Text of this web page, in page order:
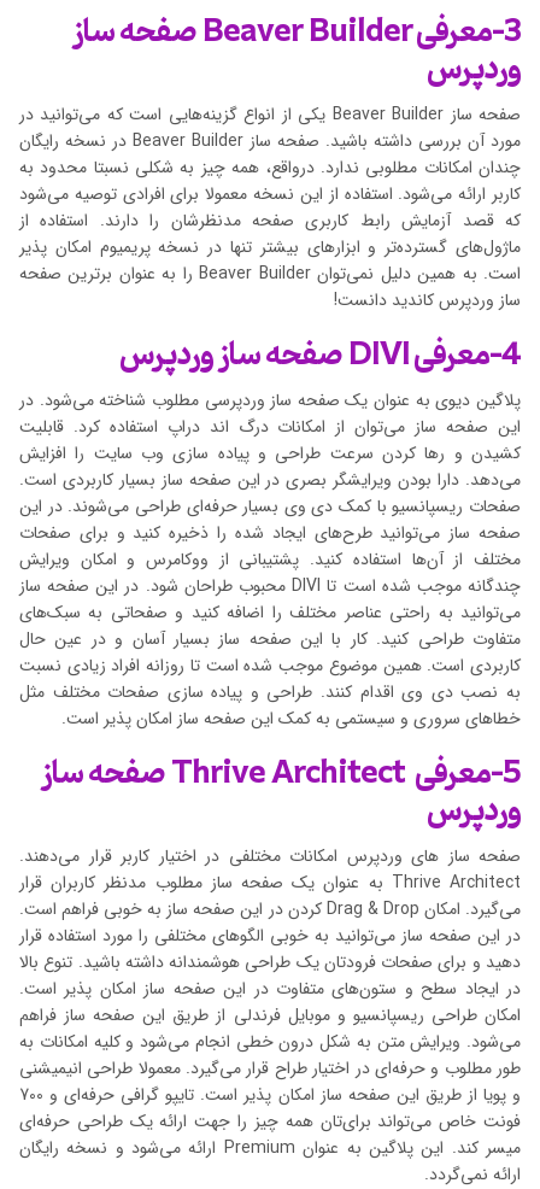
3-معرفی Beaver Builder صفحه ساز
وردپرس
صفحه ساز Beaver Builder یکی از انواع گزینه‌هایی است که می‌توانید در
مورد آن بررسی داشته باشید. صفحه ساز Beaver Builder در نسخه رایگان
چندان امکانات مطلوبی ندارد. درواقع، همه چیز به شکلی نسبتا محدود به
کاربر ارائه می‌شود. استفاده از این نسخه معمولا برای افرادی توصیه می‌شود
که قصد آزمایش رابط کاربری صفحه مدنظرشان را دارند. استفاده از
ماژول‌های گسترده‌تر و ابزارهای بیشتر تنها در نسخه پریمیوم امکان پذیر
است. به همین دلیل نمی‌توان Beaver Builder را به عنوان برترین صفحه
ساز وردپرس کاندید دانست!
4-معرفی DIVI صفحه ساز وردپرس
پلاگین دیوی به عنوان یک صفحه ساز وردپرسی مطلوب شناخته می‌شود. در
این صفحه ساز می‌توان از امکانات درگ اند دراپ استفاده کرد. قابلیت
کشیدن و رها کردن سرعت طراحی و پیاده سازی وب سایت را افزایش
می‌دهد. دارا بودن ویرایشگر بصری در این صفحه ساز بسیار کاربردی است.
صفحات ریسپانسیو با کمک دی وی بسیار حرفه‌ای طراحی می‌شوند. در این
صفحه ساز می‌توانید طرح‌های ایجاد شده را ذخیره کنید و برای صفحات
مختلف از آن‌ها استفاده کنید. پشتیبانی از ووکامرس و امکان ویرایش
چندگانه موجب شده است تا DIVI محبوب طراحان شود. در این صفحه ساز
می‌توانید به راحتی عناصر مختلف را اضافه کنید و صفحاتی به سبک‌های
متفاوت طراحی کنید. کار با این صفحه ساز بسیار آسان و در عین حال
کاربردی است. همین موضوع موجب شده است تا روزانه افراد زیادی نسبت
به نصب دی وی اقدام کنند. طراحی و پیاده سازی صفحات مختلف مثل
خطاهای سروری و سیستمی به کمک این صفحه ساز امکان پذیر است.
5-معرفی Thrive Architect صفحه ساز
وردپرس
صفحه ساز های وردپرس امکانات مختلفی در اختیار کاربر قرار می‌دهند.
Thrive Architect به عنوان یک صفحه ساز مطلوب مدنظر کاربران قرار
می‌گیرد. امکان Drag & Drop کردن در این صفحه ساز به خوبی فراهم است.
در این صفحه ساز می‌توانید به خوبی الگوهای مختلفی را مورد استفاده قرار
دهید و برای صفحات فرودتان یک طراحی هوشمندانه داشته باشید. تنوع بالا
در ایجاد سطح و ستون‌های متفاوت در این صفحه ساز امکان پذیر است.
امکان طراحی ریسپانسیو و موبایل فرندلی از طریق این صفحه ساز فراهم
می‌شود. ویرایش متن به شکل درون خطی انجام می‌شود و کلیه امکانات به
طور مطلوب و حرفه‌ای در اختیار طراح قرار می‌گیرد. معمولا طراحی انیمیشنی
و پویا از طریق این صفحه ساز امکان پذیر است. تایپو گرافی حرفه‌ای و 700
فونت خاص می‌تواند برای‌تان همه چیز را جهت ارائه یک طراحی حرفه‌ای
میسر کند. این پلاگین به عنوان Premium ارائه می‌شود و نسخه رایگان
ارائه نمی‌گردد.